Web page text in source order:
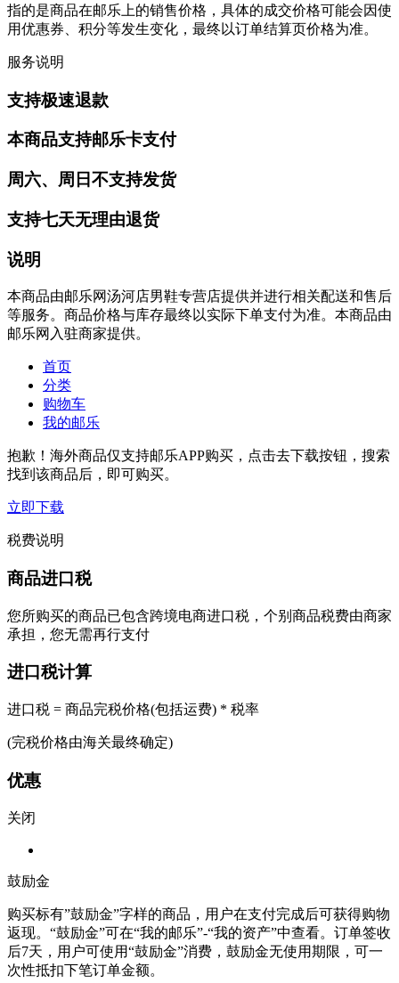
指的是商品在邮乐上的销售价格，具体的成交价格可能会因使
用优惠券、积分等发生变化，最终以订单结算页价格为准。
服务说明
支持极速退款
本商品支持邮乐卡支付
周六、周日不支持发货
支持七天无理由退货
说明
本商品由邮乐网汤河店男鞋专营店提供并进行相关配送和售后
等服务。商品价格与库存最终以实际下单支付为准。本商品由
邮乐网入驻商家提供。
首页
分类
购物车
我的邮乐
抱歉！海外商品仅支持邮乐APP购买，点击去下载按钮，搜索
找到该商品后，即可购买。
立即下载
税费说明
商品进口税
您所购买的商品已包含跨境电商进口税，个别商品税费由商家
承担，您无需再行支付
进口税计算
进口税 = 商品完税价格(包括运费) * 税率
(完税价格由海关最终确定)
优惠
关闭
鼓励金
购买标有”鼓励金”字样的商品，用户在支付完成后可获得购物
返现。“鼓励金”可在“我的邮乐”-“我的资产”中查看。订单签收
后7天，用户可使用“鼓励金”消费，鼓励金无使用期限，可一
次性抵扣下笔订单金额。